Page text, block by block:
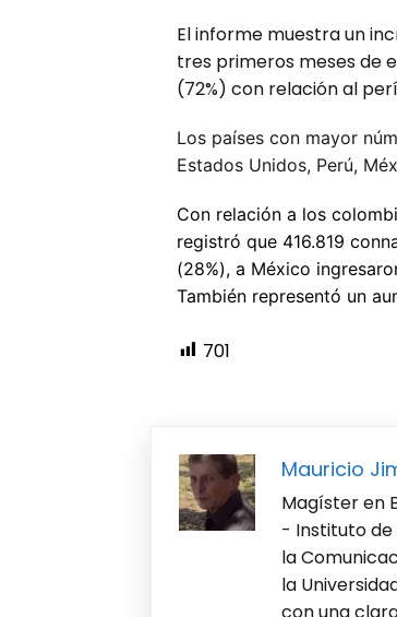
El informe muestra un
tres primeros meses de
(72%) con relación al
Los países con mayor
Estados Unidos, Perú,
Con relación a los
registró que 416.819
(28%), a México
También representó un
701
Mauricio
Magíster en
- Instituto de
la
la
con una